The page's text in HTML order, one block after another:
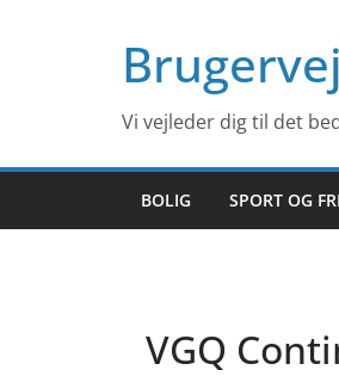
Vi vejleder dig til det
BOLIG SPORT OG
VGQ